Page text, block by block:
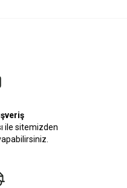
ile sitemizden